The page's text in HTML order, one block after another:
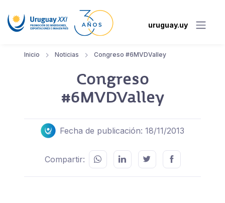
uruguay.uy
Inicio Noticias Congreso #6MVDValley
Congreso
#6MVDValley
Fecha de publicación: 18/11/2013
Compartir: